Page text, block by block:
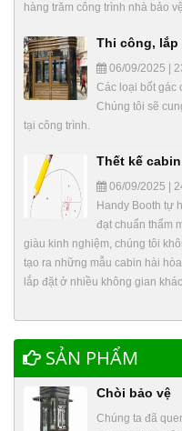
hàng trăm công trình nhà bảo
Thi công,
06/09/2025 |
Các loại bốt gác
Chúng tôi sẽ
tại công trình.
Thết kế
06/09/2025 |
Handy Booth tự
đạt chuẩn thẩm
giàu kinh nghiệm, chúng tôi
tạo ra những mẫu cabin hài
lắp đặt ở nhiều không gian
SẢN PHẨM
Chòi bảo vệ
Chúng ta đã